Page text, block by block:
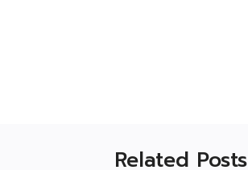
Related Posts